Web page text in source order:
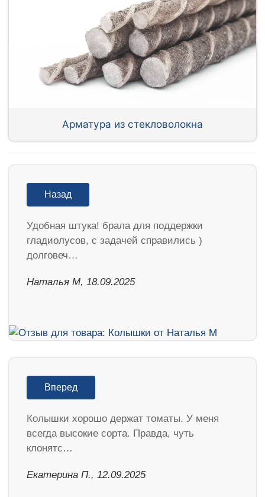
Арматура из стекловолокна
Назад
Удобная штука! брала для поддержки
гладиолусов, с задачей справились )
долговеч…
Наталья М, 18.09.2025
Вперед
Колышки хорошо держат томаты. У меня
всегда высокие сорта. Правда, чуть
клонятс…
Екатерина П., 12.09.2025